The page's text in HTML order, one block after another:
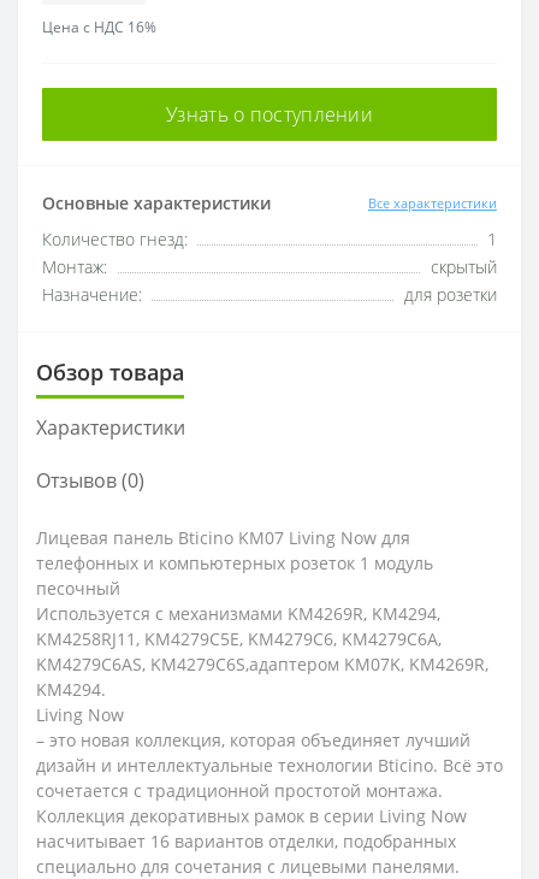
Цена с НДС 16%
Узнать о поступлении
Основные характеристики Все характеристики
Количество гнезд:
1
Монтаж:
скрытый
Назначение:
для розетки
Обзор товара
Характеристики
Отзывов (0)
Лицевая панель Bticino KМ07 Living Now для
телефонных и компьютерных розеток 1 модуль
песочный
Используется с механизмами KM4269R, KM4294,
KM4258RJ11, KM4279C5E, KM4279C6, KM4279C6A,
KM4279C6AS, KM4279C6S,адаптером KM07K, KM4269R,
KM4294.
Living Now
– это новая коллекция, которая объединяет лучший
дизайн и интеллектуальные технологии Bticino. Всё это
сочетается с традиционной простотой монтажа.
Коллекция декоративных рамок в серии Living Now
насчитывает 16 вариантов отделки, подобранных
специально для сочетания с лицевыми панелями.